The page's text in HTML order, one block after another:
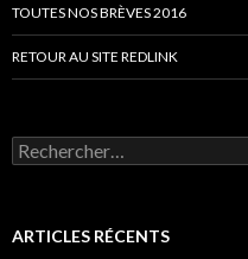
TOUTES NOS BRÈVES 2016
RETOUR AU SITE REDLINK
Rechercher :
ARTICLES RÉCENTS